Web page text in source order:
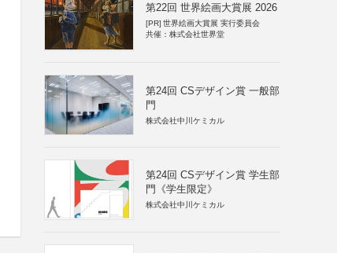
第22回 世界絵画大賞展 2026
[PR] 世界絵画大賞展 実行委員会
共催：株式会社世界堂
第24回 CSデザイン賞 一般部
門
株式会社中川ケミカル
第24回 CSデザイン賞 学生部
門《学生限定》
株式会社中川ケミカル